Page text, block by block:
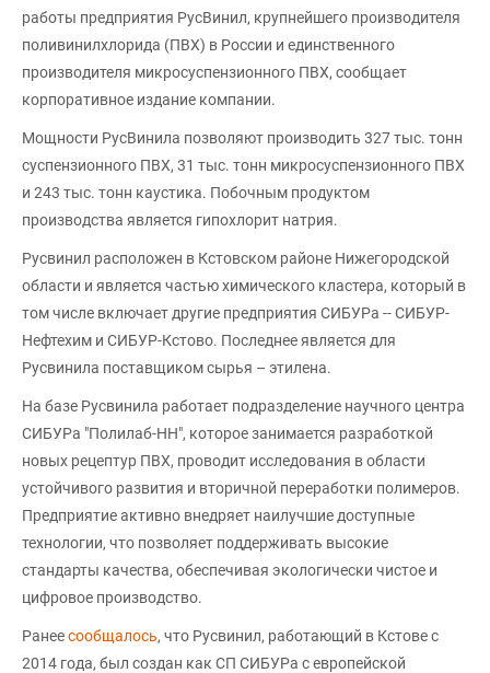
работы предприятия РусВинил, крупнейшего производителя
поливинилхлорида (ПВХ) в России и единственного
производителя микросуспензионного ПВХ, сообщает
корпоративное издание компании.
Мощности РусВинила позволяют производить 327 тыс. тонн
суспензионного ПВХ, 31 тыс. тонн микросуспензионного ПВХ
и 243 тыс. тонн каустика. Побочным продуктом
производства является гипохлорит натрия.
Русвинил расположен в Кстовском районе Нижегородской
области и является частью химического кластера, который в
том числе включает другие предприятия СИБУРа -- СИБУР-
Нефтехим и СИБУР-Кстово. Последнее является для
Русвинила поставщиком сырья – этилена.
На базе Русвинила работает подразделение научного центра
СИБУРа "Полилаб-НН", которое занимается разработкой
новых рецептур ПВХ, проводит исследования в области
устойчивого развития и вторичной переработки полимеров.
Предприятие активно внедряет наилучшие доступные
технологии, что позволяет поддерживать высокие
стандарты качества, обеспечивая экологически чистое и
цифровое производство.
Ранеесообщалось, что Русвинил, работающий в Кстове с
2014 года, был создан как СП СИБУРа с европейской